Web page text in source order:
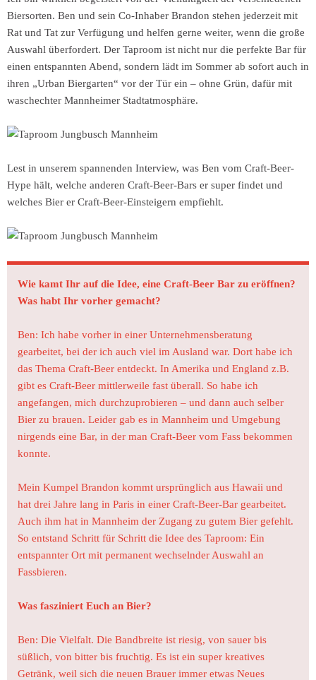
Biersorten. Ben und sein Co-Inhaber Brandon stehen jederzeit mit
Rat und Tat zur Verfügung und helfen gerne weiter, wenn die große
Auswahl überfordert. Der Taproom ist nicht nur die perfekte Bar für
einen entspannten Abend, sondern lädt im Sommer ab sofort auch in
ihren „Urban Biergarten“ vor der Tür ein – ohne Grün, dafür mit
waschechter Mannheimer Stadtatmosphäre.
Lest in unserem spannenden Interview, was Ben vom Craft-Beer-
Hype hält, welche anderen Craft-Beer-Bars er super findet und
welches Bier er Craft-Beer-Einsteigern empfiehlt.
Wie kamt Ihr auf die Idee, eine Craft-Beer Bar zu eröffnen?
Was habt Ihr vorher gemacht?
Ben: Ich habe vorher in einer Unternehmensberatung
gearbeitet, bei der ich auch viel im Ausland war. Dort habe ich
das Thema Craft-Beer entdeckt. In Amerika und England z.B.
gibt es Craft-Beer mittlerweile fast überall. So habe ich
angefangen, mich durchzuprobieren – und dann auch selber
Bier zu brauen. Leider gab es in Mannheim und Umgebung
nirgends eine Bar, in der man Craft-Beer vom Fass bekommen
konnte.
Mein Kumpel Brandon kommt ursprünglich aus Hawaii und
hat drei Jahre lang in Paris in einer Craft-Beer-Bar gearbeitet.
Auch ihm hat in Mannheim der Zugang zu gutem Bier gefehlt.
So entstand Schritt für Schritt die Idee des Taproom: Ein
entspannter Ort mit permanent wechselnder Auswahl an
Fassbieren.
Was fasziniert Euch an Bier?
Ben: Die Vielfalt. Die Bandbreite ist riesig, von sauer bis
süßlich, von bitter bis fruchtig. Es ist ein super kreatives
Getränk, weil sich die neuen Brauer immer etwas Neues